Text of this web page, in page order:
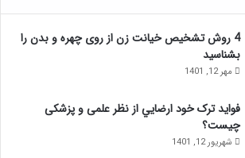
4 روش تشخیص خیانت زن از روی چهره و بدن را
بشناسید
مهر 12, 1401
فواید ترک خود ارضايي از نظر علمی و پزشکی
چیست؟
شهریور 12, 1401